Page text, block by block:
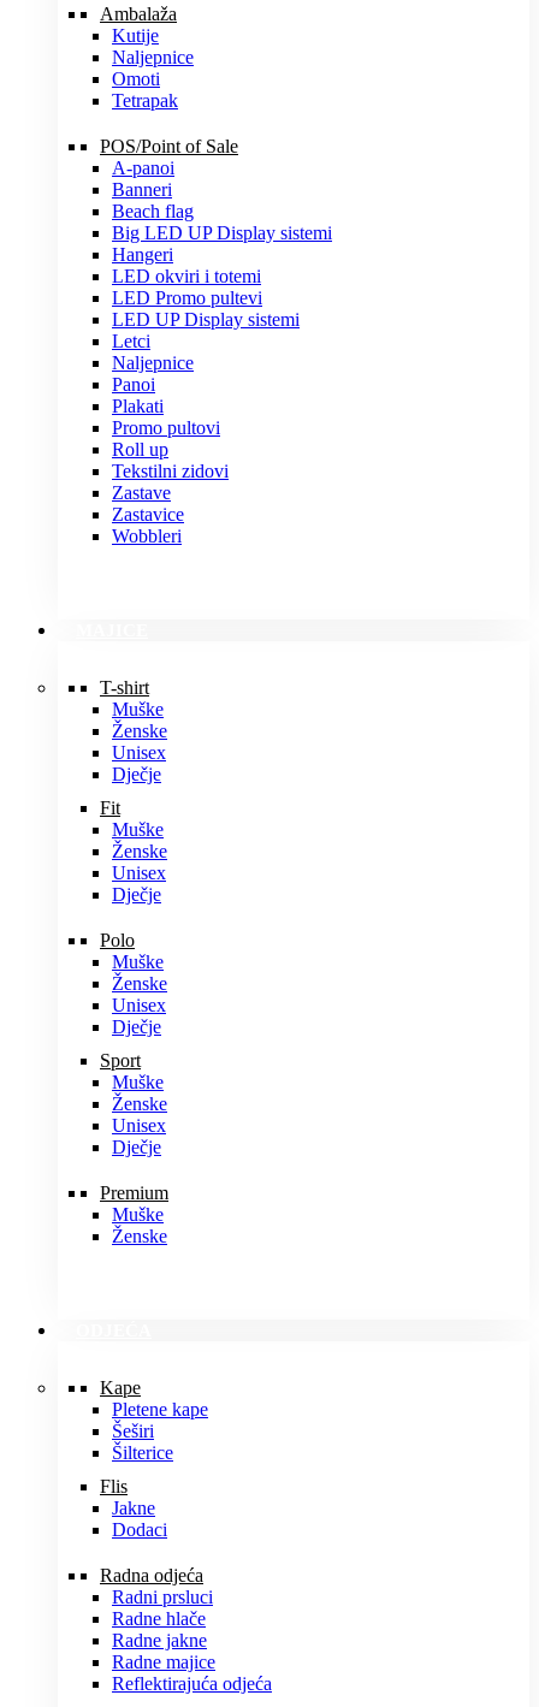
Ambalaža
Kutije
Naljepnice
Omoti
Tetrapak
POS/Point of Sale
A-panoi
Banneri
Beach flag
Big LED UP Display sistemi
Hangeri
LED okviri i totemi
LED Promo pultevi
LED UP Display sistemi
Letci
Naljepnice
Panoi
Plakati
Promo pultovi
Roll up
Tekstilni zidovi
Zastave
Zastavice
Wobbleri
T-shirt
Muške
Ženske
Unisex
Dječje
Fit
Muške
Ženske
Unisex
Dječje
Polo
Muške
Ženske
Unisex
Dječje
Sport
Muške
Ženske
Unisex
Dječje
Premium
Muške
Ženske
Kape
Pletene kape
Šeširi
Šilterice
Flis
Jakne
Dodaci
Radna odjeća
Radni prsluci
Radne hlače
Radne jakne
Radne majice
Reflektirajuća odjeća